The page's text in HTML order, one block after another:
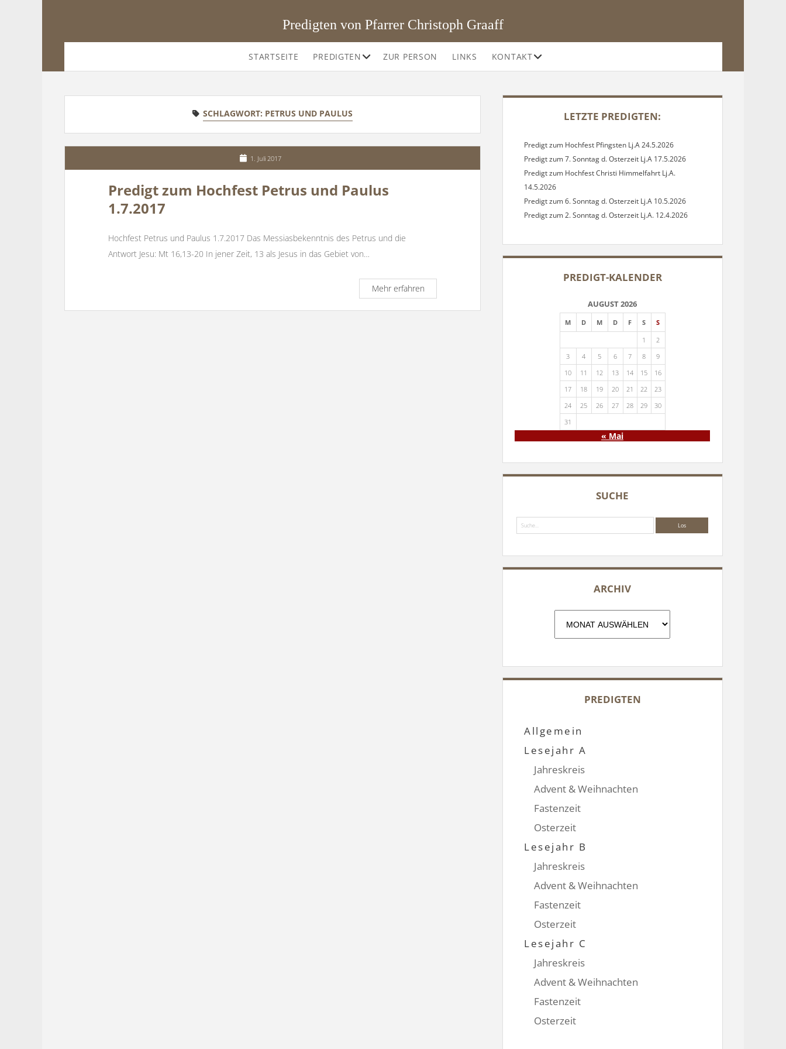
Predigten von Pfarrer Christoph Graaff
STARTSEITE PREDIGTEN OffeneZUR PERSON LINKS KONTAKTOffene
SCHLAGWORT: PETRUS UND PAULUS
1. Juli 2017
Predigt zum Hochfest Petrus und Paulus
1.7.2017
Hochfest Petrus und Paulus 1.7.2017 Das Messiasbekenntnis des Petrus und die
Antwort Jesu: Mt 16,13-20 In jener Zeit, 13 als Jesus in das Gebiet von…
Mehr erfahrenPredigt
zum
Hochfest
SIDEBAR
LETZTE PREDIGTEN:
Predigt zum Hochfest Pfingsten Lj.A 24.5.2026
Predigt zum 7. Sonntag d. Osterzeit Lj.A 17.5.2026
Predigt zum Hochfest Christi Himmelfahrt Lj.A.
14.5.2026
Predigt zum 6. Sonntag d. Osterzeit Lj.A 10.5.2026
Predigt zum 2. Sonntag d. Osterzeit Lj.A. 12.4.2026
PREDIGT-KALENDER
AUGUST 2026
M D M D F S
S
1
2
3
4 5 6 7 8
9
10
11 12 13 14 15
16
17
18 19 20 21 22
23
24
25 26 27 28 29
30
31
« Mai
SUCHE
ARCHIV
PREDIGTEN
Allgemein
Lesejahr A
Jahreskreis
Advent & Weihnachten
Fastenzeit
Osterzeit
Lesejahr B
Jahreskreis
Advent & Weihnachten
Fastenzeit
Osterzeit
Lesejahr C
Jahreskreis
Advent & Weihnachten
Fastenzeit
Osterzeit